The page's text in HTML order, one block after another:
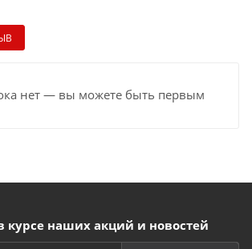
нет — вы можете быть первым
курсе наших акций и новостей